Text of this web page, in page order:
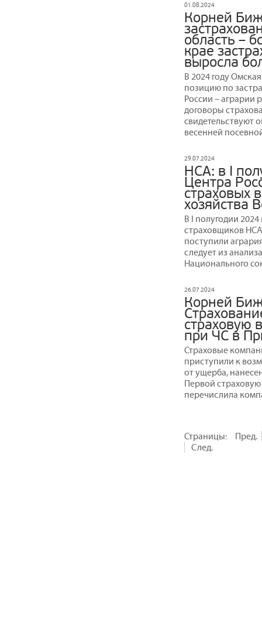
01.08.2024
Корней
область –
крае
выросла
В 2024 году
позицию по
России – аграрии
договоры
свидетельствуют
весенней
29.07.2024
НСА: в I
Центра
страховых
хозяйства
В I полугодии
страховщиков
поступили
следует из
Национального
26.07.2024
Корней
страховую
при ЧС в
Страховые
приступили к
от ущерба,
Первой
перечислила
Страницы:
Пред.
След.